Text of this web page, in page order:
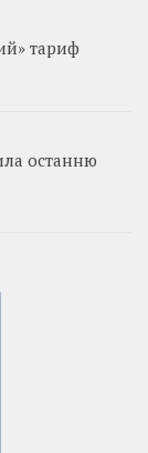
тариф
останню